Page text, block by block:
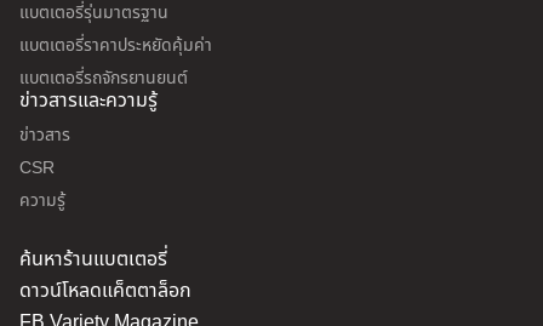
แบตเตอรี่รุ่นมาตรฐาน
แบตเตอรี่ราคาประหยัดคุ้มค่า
แบตเตอรี่รถจักรยานยนต์
ข่าวสารและความรู้
ข่าวสาร
CSR
ความรู้
ค้นหาร้านแบตเตอรี่
ดาวน์โหลดแค็ตตาล็อก